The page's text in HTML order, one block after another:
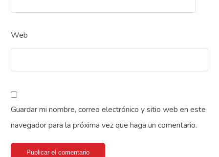
Web
Guardar mi nombre, correo electrónico y sitio web en este
navegador para la próxima vez que haga un comentario.
Publicar el comentario